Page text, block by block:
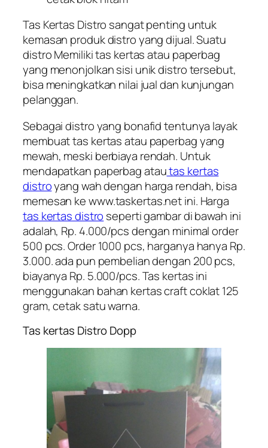
Tas Kertas Distro sangat penting untuk
kemasan produk distro yang dijual. Suatu
distro Memiliki tas kertas atau paperbag
yang menonjolkan sisi unik distro tersebut,
bisa meningkatkan nilai jual dan kunjungan
pelanggan.
Sebagai distro yang bonafid tentunya layak
membuat tas kertas atau paperbag yang
mewah, meski berbiaya rendah. Untuk
mendapatkan paperbag atautas kertas
distroyang wah dengan harga rendah, bisa
memesan ke www.taskertas.net ini. Harga
tas kertas distro seperti gambar di bawah ini
adalah, Rp. 4.000/pcs dengan minimal order
500 pcs. Order 1000 pcs, harganya hanya Rp.
3.000. ada pun pembelian dengan 200 pcs,
biayanya Rp. 5.000/pcs. Tas kertas ini
menggunakan bahan kertas craft coklat 125
gram, cetak satu warna.
Tas kertas Distro Dopp